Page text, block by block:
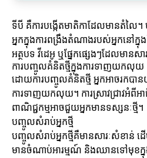
ទីបី គឺការបង្កើតមាតិកាដែលមានតំល
អ្នកក្នុងការពង្រឹងតំណាងរបស់អ្នកនៅក្នុ
អត្ថបទ វីដេអូ ឬផ្នែកផ្សេងៗដែលមានស
ការបញ្ចូលគំនិតថ្មីក្នុងការទាញយកលុយ
ដោយការបញ្ចូលគំនិតថ្មី អ្នកអាចរកបានយុ
ការទាញយកលុយ។ ការស្រាវជ្រាវអំពីអ
ពាណិជ្ជកម្មអាចជួយអ្នកមានទស្សនៈថ្មី។
បញ្ចូលសំរាប់អ្នកថ្មី
បញ្ចូលសំរាប់អ្នកថ្មីគឺមានសារៈសំខាន់ ដើ
មានចំណាប់អារម្មណ៍ និងឈានទៅមុខ